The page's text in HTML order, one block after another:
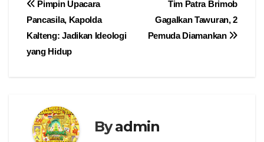
Navigasi
pos
Tim Patra Brimob
Gagalkan Tawuran, 2
Pemuda Diamankan
Pimpin Upacara
Pancasila, Kapolda
Kalteng: Jadikan Ideologi
yang Hidup
Byadmin